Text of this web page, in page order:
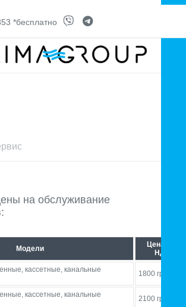
*бесплатно
на обслуживание
Модели
Цена без
НДС
кассетные, канальные
1800 грн
кассетные, канальные
2100 грн